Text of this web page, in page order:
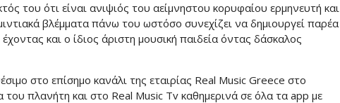
του ότι είναι ανιψιός του αείμνηστου κορυφαίου ερμηνευτή και
βλέμματα πάνω του ωστόσο συνεχίζει να δημιουργεί παρέα
και ο ίδιος άριστη μουσική παιδεία όντας δάσκαλος
στο επίσημο κανάλι της εταιρίας Real Music Greece στο
πλανήτη και στο Real Music Tv καθημερινά σε όλα τα app με